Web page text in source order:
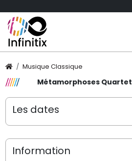
Musique Classique
Métamorphoses Quartet
Les dates
Information